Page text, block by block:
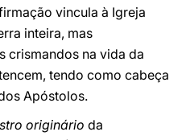
vincula à Igreja
inteira, mas
crismandos na vida da
tendo como cabeça
Apóstolos.
originário da